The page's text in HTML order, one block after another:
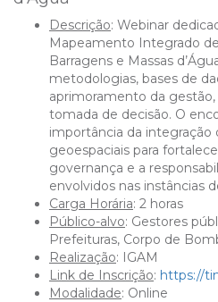
Descrição: Webinar
Mapeamento Integrado
Barragens e Massas
metodologias, bases de
aprimoramento da
tomada de decisão. O
importância da integração
geoespaciais para
governança e a
envolvidos nas instâncias
Carga Horária: 2 horas
Público-alvo: Gestores
Prefeituras, Corpo de
Realização: IGAM
Link de Inscrição: https://
Modalidade: Online